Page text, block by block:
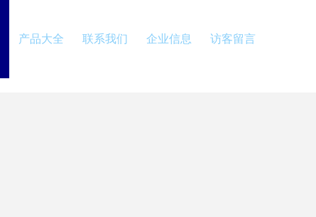
产品大全 联系我们 企业信息 访客留言